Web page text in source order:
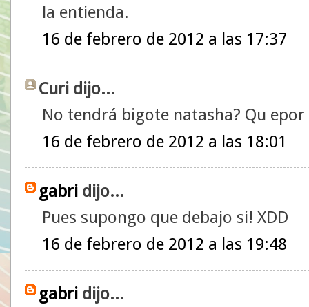
la entienda.
16 de febrero de 2012 a las 17:37
Curi dijo...
No tendrá bigote natasha? Qu
16 de febrero de 2012 a las 18:01
gabri dijo...
Pues supongo que debajo si! XDD
16 de febrero de 2012 a las 19:48
gabri dijo...